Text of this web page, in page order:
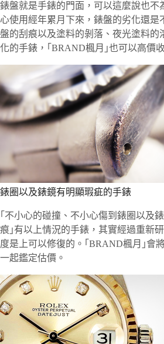
錶盤就是手錶的門面，可以這麼說也不
心使用經年累月下來，錶盤的劣化還是
盤的刮痕以及塗料的剝落、夜光塗料的
化的手錶，｢BRAND楓月｣也可以高價收
錶圈以及錶鏡有明顯瑕疵的手錶
｢不小心的碰撞、不小心傷到錶圈以及
痕｣有以上情況的手錶，其實經過重新
度是上可以修復的。｢BRAND楓月｣會
一起鑑定估價。